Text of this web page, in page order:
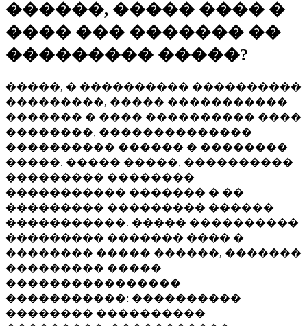
������, ����� ���� �
���� ��� ������� ��
��������� �����?
�����, � ���������� ����������
���������, ����� �����������
������� � ���� ���������� ����
��������, ��������������
���������� ������ � ��������
�����. ����� �����, ����������
��������� ��������
����������� ������� � ��
��������� ��������� ������
�����������. ����� ����������
��������� ������� ���� �
�������� ����� ������, �������
��������� �����
����������������
�����������: ����������
�������� ����������